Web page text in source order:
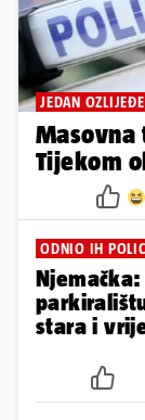
JEDAN
Masovna
Tijekom
ODNIO IH
stara i